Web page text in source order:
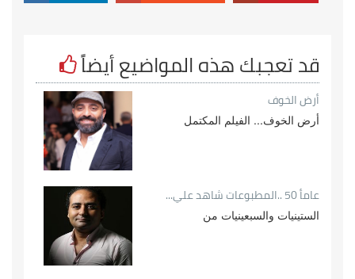
قد تعجبك هذه المواضيع أيضاً
أرض الخوف
أرض الخوف... الفيلم المكتمل
عامأ 50 ..المطبوعات شاهد علي...
الستينيات والسبعينيات من